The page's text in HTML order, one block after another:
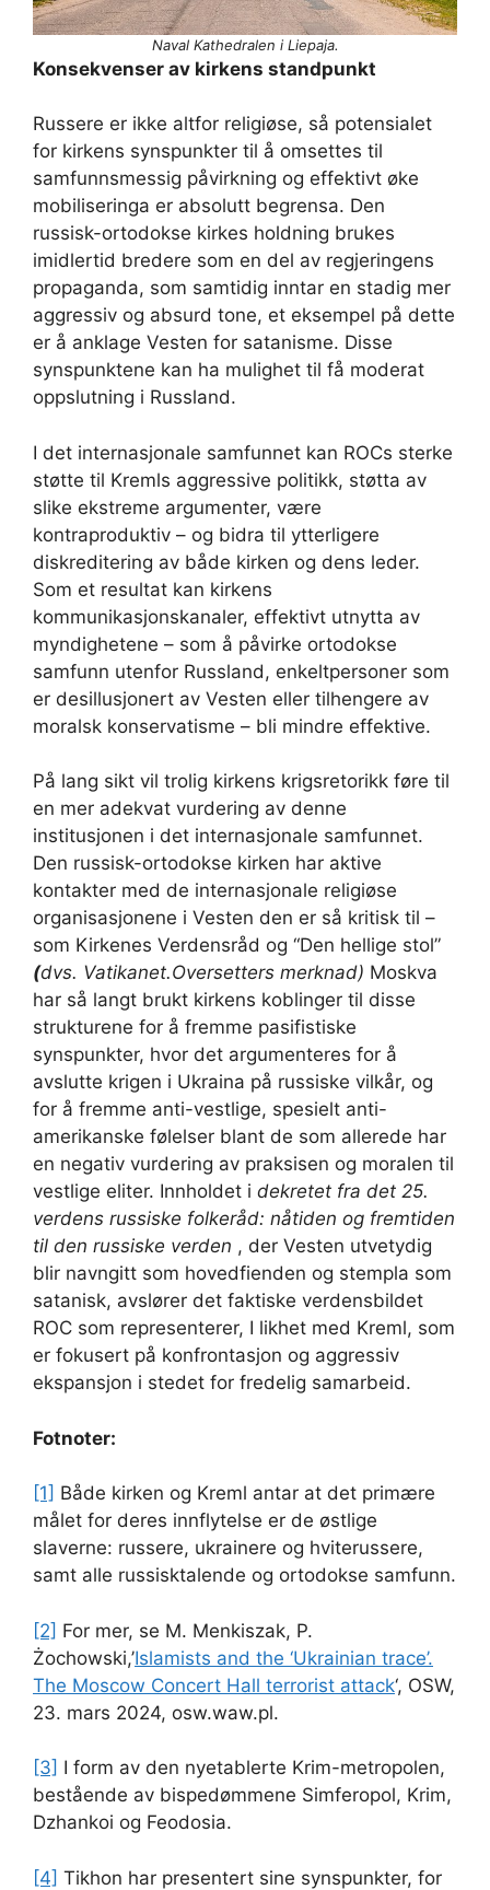
Naval Kathedralen i Liepaja.
Konsekvenser av kirkens standpunkt
Russere er ikke altfor religiøse, så potensialet
for kirkens synspunkter til å omsettes til
samfunnsmessig påvirkning og effektivt øke
mobiliseringa er absolutt begrensa. Den
russisk-ortodokse kirkes holdning brukes
imidlertid bredere som en del av regjeringens
propaganda, som samtidig inntar en stadig mer
aggressiv og absurd tone, et eksempel på dette
er å anklage Vesten for satanisme. Disse
synspunktene kan ha mulighet til få moderat
oppslutning i Russland.
I det internasjonale samfunnet kan ROCs sterke
støtte til Kremls aggressive politikk, støtta av
slike ekstreme argumenter, være
kontraproduktiv – og bidra til ytterligere
diskreditering av både kirken og dens leder.
Som et resultat kan kirkens
kommunikasjonskanaler, effektivt utnytta av
myndighetene – som å påvirke ortodokse
samfunn utenfor Russland, enkeltpersoner som
er desillusjonert av Vesten eller tilhengere av
moralsk konservatisme – bli mindre effektive.
På lang sikt vil trolig kirkens krigsretorikk føre til
en mer adekvat vurdering av denne
institusjonen i det internasjonale samfunnet.
Den russisk-ortodokse kirken har aktive
kontakter med de internasjonale religiøse
organisasjonene i Vesten den er så kritisk til –
som Kirkenes Verdensråd og “Den hellige stol”
(dvs. Vatikanet.Oversetters merknad) Moskva
har så langt brukt kirkens koblinger til disse
strukturene for å fremme pasifistiske
synspunkter, hvor det argumenteres for å
avslutte krigen i Ukraina på russiske vilkår, og
for å fremme anti-vestlige, spesielt anti-
amerikanske følelser blant de som allerede har
en negativ vurdering av praksisen og moralen til
vestlige eliter. Innholdet i dekretet fra det 25.
verdens russiske folkeråd: nåtiden og fremtiden
til den russiske verden , der Vesten utvetydig
blir navngitt som hovedfienden og stempla som
satanisk, avslører det faktiske verdensbildet
ROC som representerer, I likhet med Kreml, som
er fokusert på konfrontasjon og aggressiv
ekspansjon i stedet for fredelig samarbeid.
Fotnoter:
[1] Både kirken og Kreml antar at det primære
målet for deres innflytelse er de østlige
slaverne: russere, ukrainere og hviterussere,
samt alle russisktalende og ortodokse samfunn.
[2] For mer, se M. Menkiszak, P.
Żochowski,’Islamists and the ‘Ukrainian trace’.
The Moscow Concert Hall terrorist attack‘, OSW,
23. mars 2024, osw.waw.pl.
[3] I form av den nyetablerte Krim-metropolen,
bestående av bispedømmene Simferopol, Krim,
Dzhankoi og Feodosia.
[4] Tikhon har presentert sine synspunkter, for